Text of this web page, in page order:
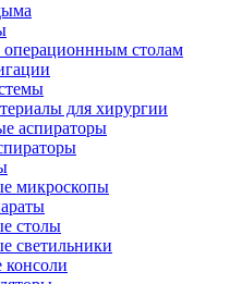
операционнным столам
для хирургии
аспираторы
микроскопы
столы
светильники